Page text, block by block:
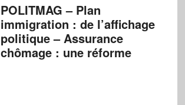
POLITMAG – Plan
immigration : de l’affichage
politique – Assurance
chômage : une réforme